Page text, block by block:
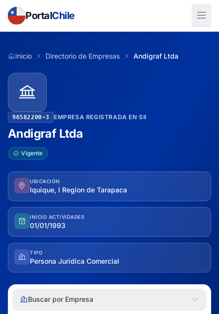
PortalChile
Inicio Directorio de Empresas Andigraf Ltda
96582200-3 EMPRESA REGISTRADA EN SII
Andigraf Ltda
Vigente
UBICACIÓN
Iquique, I Region de Tarapaca
INICIO ACTIVIDADES
01/01/1993
TIPO
Persona Juridica Comercial
Buscar por Empresa